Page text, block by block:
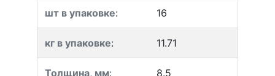
шт в упаковке: 16
кг в упаковке: 11.71
Толщина, мм: 8.5